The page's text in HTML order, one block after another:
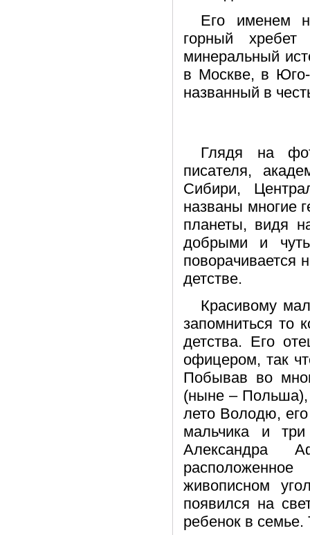
Его именем
горный
минеральный
в Москве, в Юго-
названный в
Глядя на
писателя,
Сибири,
названы многие
планеты, видя
добрыми и
поворачивается
детстве.
Красивому
запомниться то
детства. Его
офицером, так
Побывав во
(ныне – Польша),
лето Володю,
мальчика и
Александра
живописном
появился на
ребенок в семье.